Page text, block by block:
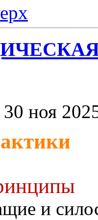
30 ноя
и